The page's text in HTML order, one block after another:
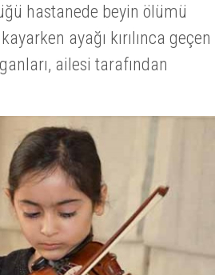
hastanede beyin ölümü
ayağı kırılınca geçen
ailesi tarafından